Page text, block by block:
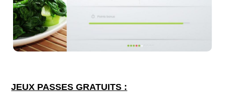
JEUX PASSES GRATUITS :